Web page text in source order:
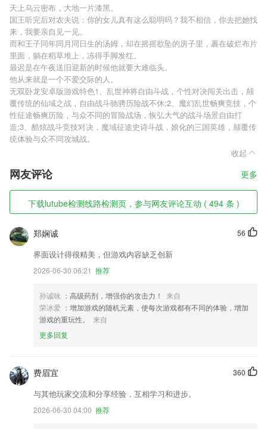
天上乌云密布，大地一片漆黑。
国王听完后对农夫说：你的女儿真有这么聪明吗？我不相信，你去把她找
来，我要亲自见一见。
而和王子同年同月同日生的汤姆，却在摇摇欲坠的房子里，裹在破烂布片
里面，躺在稻草堆上，冻得手脚发红。
最迟是在午夜送旧迎新的时候他就要大难临头。
他从来就是一个不爱交际的人。
无双卧龙安卓版游戏特色1、乱世神将自由斗战，个性对决闯关出击，颠
覆传统的仙域之战，自由战斗驰骋历险战不休;2、魔幻乱世畅爽竞技，个
性征途畅爽历险，与众不同的冒险战场，恢弘大气的战斗场景自由打
造;3、酷炫战斗竞技对决，魔域征途史诗斗战，娘化的三国英雄，颠覆传
统体验与众不同攻城战。
收起
网友评论 更多
下载lutube检测线路检测页，参与网友评论互动 ( 494 条 )
56
郑娴诚
界面设计得很精美，但游戏内容缺乏创新
2026-06-30 06:21 推荐
孙诚咏 ：高级药剂，增强你的攻击力！
来自
荣冰爱 ：增加游戏的随机元素，使每次游戏都有不同的体验，增加
游戏的重玩性。
来自
更多回复
360
费眉宜
与其他玩家交流和分享经验，互相学习和进步。
2026-06-30 04:00 推荐